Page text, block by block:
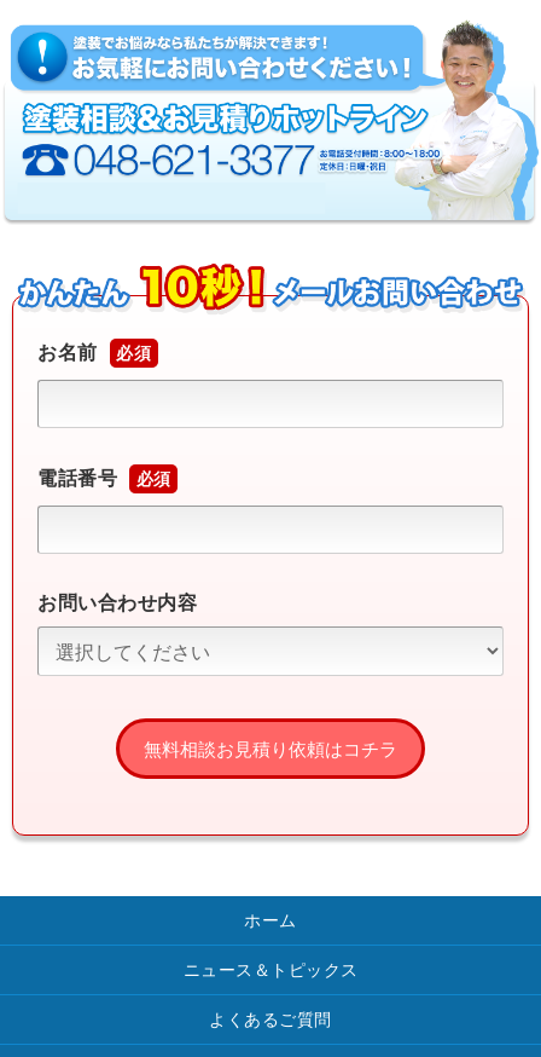
お名前 必須
電話番号 必須
お問い合わせ内容
ホーム
ニュース＆トピックス
よくあるご質問